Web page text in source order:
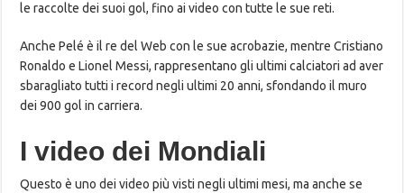
le raccolte dei suoi gol, fino ai video con tutte le sue reti.
Anche Pelé è il re del Web con le sue acrobazie, mentre Cristiano
Ronaldo e Lionel Messi, rappresentano gli ultimi calciatori ad aver
sbaragliato tutti i record negli ultimi 20 anni, sfondando il muro
dei 900 gol in carriera.
I video dei Mondiali
Questo è uno dei video più visti negli ultimi mesi, ma anche se